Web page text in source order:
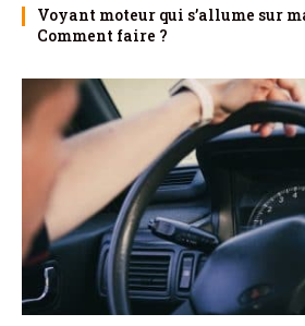
Voyant moteur qui s’allume sur
Comment faire ?